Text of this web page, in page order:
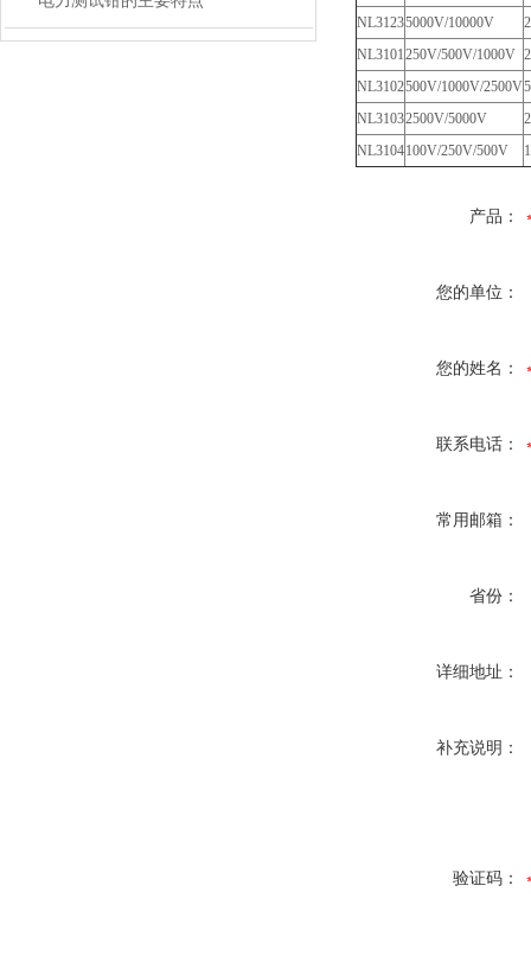
NL31235000V/10000V
NL3101250V/500V/1000V
NL3102500V/1000V/2500V
NL31032500V/5000V
NL3104100V/250V/500V
产品：
您的单位：
您的姓名：
联系电话：
常用邮箱：
省份：
详细地址：
补充说明：
验证码：